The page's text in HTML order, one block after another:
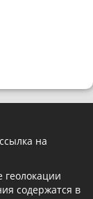
на
геолокации
содержатся в